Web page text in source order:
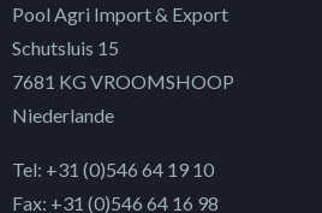
Pool Agri Import & Export
Schutsluis 15
7681 KG VROOMSHOOP
Niederlande
Tel: +31 (0)546 64 19 10
Fax: +31 (0)546 64 16 98